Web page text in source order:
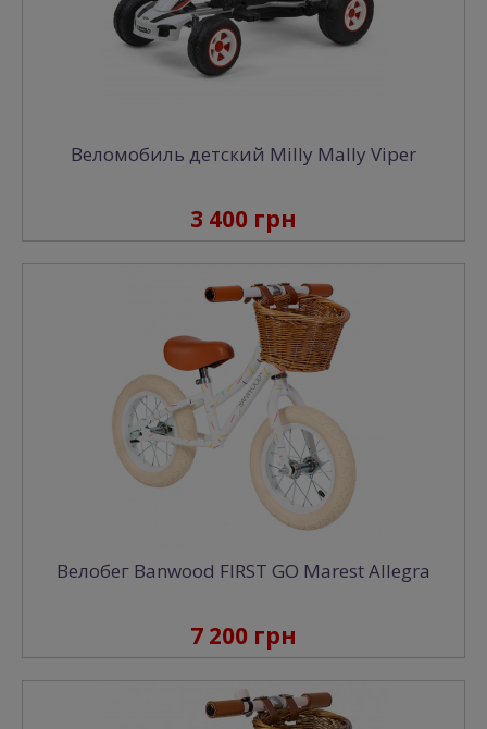
Веломобиль детский Milly Mally Viper
3 400 грн
Велобег Banwood FIRST GO Marest Allegra
7 200 грн